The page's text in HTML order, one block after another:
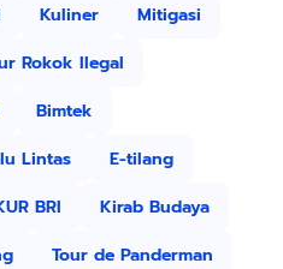
Kuliner
Mitigasi
Rokok Ilegal
Bimtek
Lintas
E-tilang
BRI
Kirab Budaya
Tour de Panderman